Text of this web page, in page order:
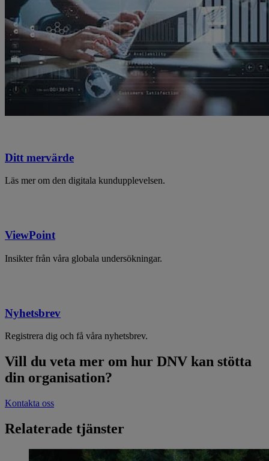
Ditt mervärde
Läs mer om den digitala kundupplevelsen.
ViewPoint
Insikter från våra globala undersökningar.
Nyhetsbrev
Registrera dig och få våra nyhetsbrev.
Vill du veta mer om hur DNV kan stötta
din organisation?
Kontakta oss
Relaterade tjänster